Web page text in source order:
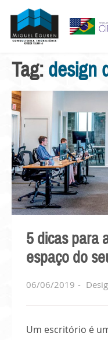
Tag: design
5 dicas para
espaço do
06/06/2019
Um escritório é